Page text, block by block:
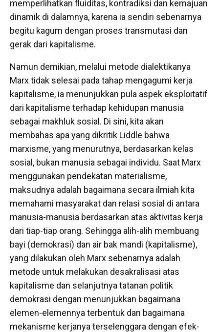
memperlihatkan fluiditas, kontradiksi dan kemajuan
dinamik di dalamnya, karena ia sendiri sebenarnya
begitu kagum dengan proses transmutasi dan
gerak dari kapitalisme.
Namun demikian, melalui metode dialektikanya
Marx tidak selesai pada tahap mengagumi kerja
kapitalisme, ia menunjukkan pula aspek eksploitatif
dari kapitalisme terhadap kehidupan manusia
sebagai makhluk sosial. Di sini, kita akan
membahas apa yang dikritik Liddle bahwa
marxisme, yang menurutnya, berdasarkan kelas
sosial, bukan manusia sebagai individu. Saat Marx
menggunakan pendekatan materialisme,
maksudnya adalah bagaimana secara ilmiah kita
memahami masyarakat dan relasi sosial di antara
manusia-manusia berdasarkan atas aktivitas kerja
dari tiap-tiap orang. Sehingga alih-alih membuang
bayi (demokrasi) dan air bak mandi (kapitalisme),
yang dilakukan oleh Marx sebenarnya adalah
metode untuk melakukan desakralisasi atas
kapitalisme dan selanjutnya tatanan politik
demokrasi dengan menunjukkan bagaimana
elemen-elemennya terbentuk dan bagaimana
mekanisme kerjanya terselenggara dengan efek-